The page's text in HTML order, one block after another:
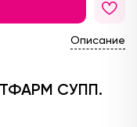
Описание
СУПП.